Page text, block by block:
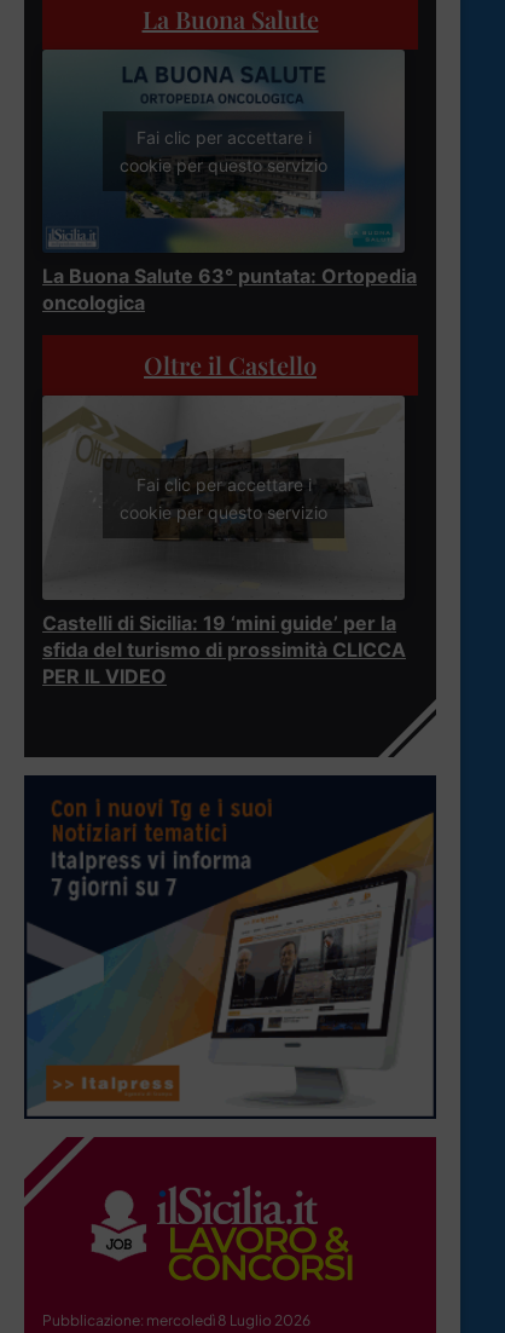
La Buona Salute
Fai clic per accettare i
cookie per questo servizio
La Buona Salute 63° puntata: Ortopedia
oncologica
Oltre il Castello
Fai clic per accettare i
cookie per questo servizio
Castelli di Sicilia: 19 ‘mini guide’ per la
sfida del turismo di prossimità CLICCA
PER IL VIDEO
Pubblicazione: mercoledì 8 Luglio 2026